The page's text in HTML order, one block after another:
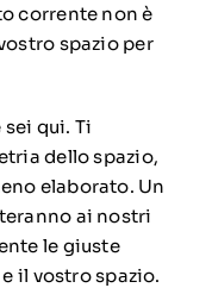
corrente non è
spazio per
qui. Ti
dello spazio,
elaborato. Un
ai nostri
le giuste
il vostro spazio.